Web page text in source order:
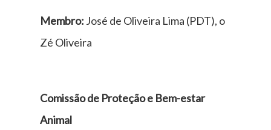
Membro: José de Oliveira Lima (PDT), o
Zé Oliveira
Comissão de Proteção e Bem-estar
Animal